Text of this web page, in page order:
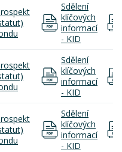
Sdělení
klíčových
informací
- KID
Sdělení
klíčových
informací
- KID
Sdělení
klíčových
informací
- KID